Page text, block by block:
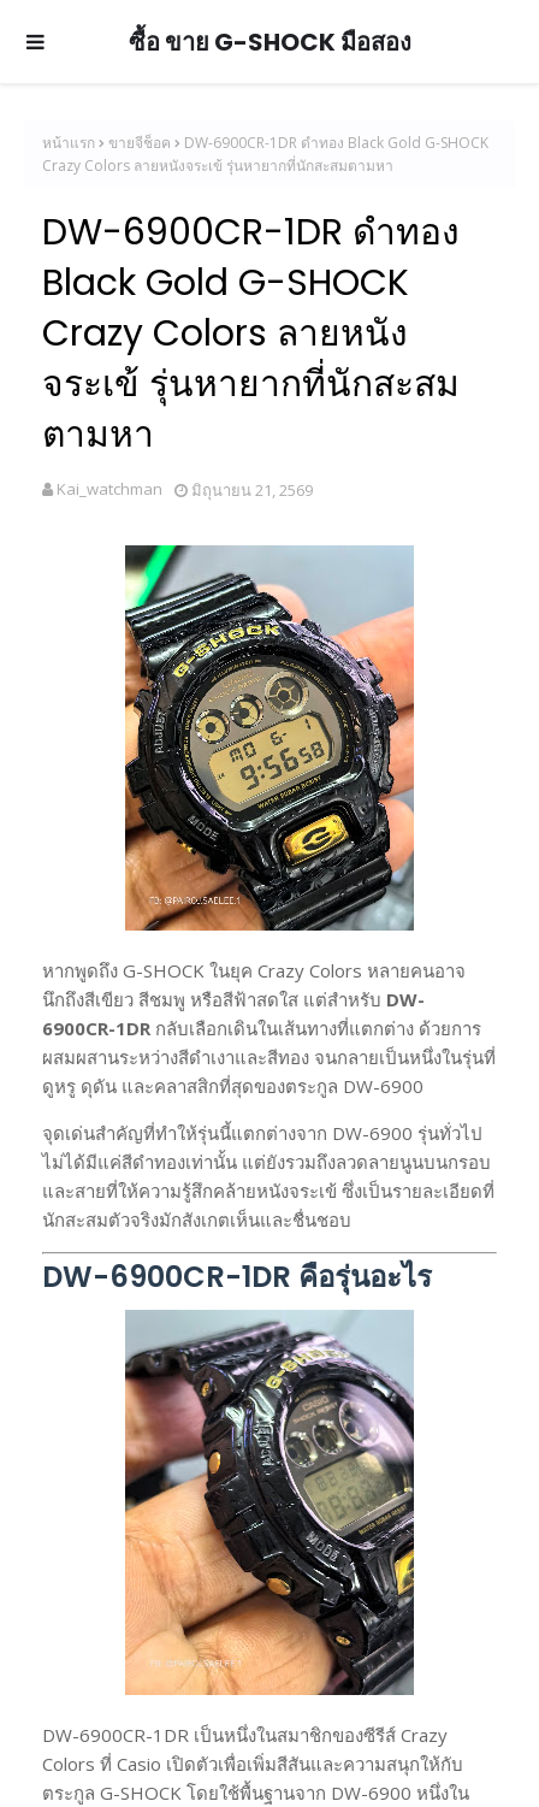
ซื้อ ขาย G-SHOCK มือสอง
หน้าแรก ขายจีช็อค
DW-6900CR-1DR ดำทอง Black Gold G-SHOCK
Crazy Colors ลายหนังจระเข้ รุ่นหายากที่นักสะสมตามหา
DW-6900CR-1DR ดำทอง
Black Gold G-SHOCK
Crazy Colors ลายหนัง
จระเข้ รุ่นหายากที่นักสะสม
ตามหา
Kai_watchman มิถุนายน 21, 2569
หากพูดถึง G-SHOCK ในยุค Crazy Colors หลายคนอาจ
นึกถึงสีเขียว สีชมพู หรือสีฟ้าสดใส แต่สำหรับ DW-
6900CR-1DR กลับเลือกเดินในเส้นทางที่แตกต่าง ด้วยการ
ผสมผสานระหว่างสีดำเงาและสีทอง จนกลายเป็นหนึ่งในรุ่นที่
ดูหรู ดุดัน และคลาสสิกที่สุดของตระกูล DW-6900
จุดเด่นสำคัญที่ทำให้รุ่นนี้แตกต่างจาก DW-6900 รุ่นทั่วไป
ไม่ได้มีแค่สีดำทองเท่านั้น แต่ยังรวมถึงลวดลายนูนบนกรอบ
และสายที่ให้ความรู้สึกคล้ายหนังจระเข้ ซึ่งเป็นรายละเอียดที่
นักสะสมตัวจริงมักสังเกตเห็นและชื่นชอบ
DW-6900CR-1DR คือรุ่นอะไร
DW-6900CR-1DR เป็นหนึ่งในสมาชิกของซีรีส์ Crazy
Colors ที่ Casio เปิดตัวเพื่อเพิ่มสีสันและความสนุกให้กับ
ตระกูล G-SHOCK โดยใช้พื้นฐานจาก DW-6900 หนึ่งใน